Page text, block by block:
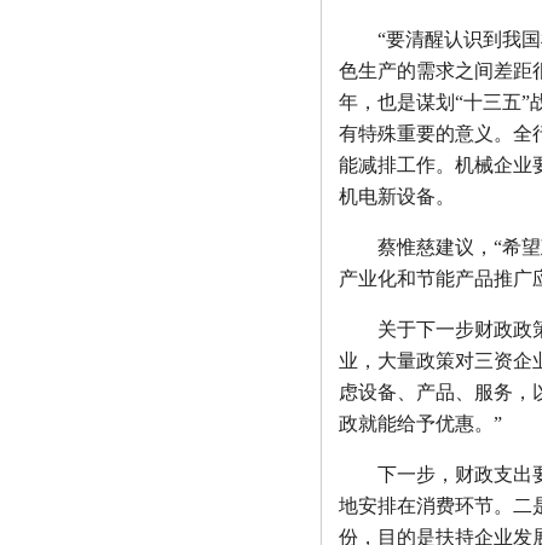
• [网站公告] 低价现货
• [网站公告] 金属电
• [网站公告] 鹭宫压力
• [网站公告] 三丰
• [网站公告] 三菱变频
• [网站公告] 三菱电机
• [网站公告]
• [网站公告]
伊苏米
• [网站公告] 住友
• [网站公告] 住友电装
• [网站公告]
佐藤制
“要清醒认识到我国
色生产的需求之间差距
年，也是谋划“十三五”
有特殊重要的意义。全
能减排工作。机械企业
机电新设备。
蔡惟慈建议，“希望
产业化和节能产品推广
关于下一步财政政策
业，大量政策对三资企
虑设备、产品、服务，
政就能给予优惠。”
下一步，财政支出要
地安排在消费环节。二
份，目的是扶持企业发